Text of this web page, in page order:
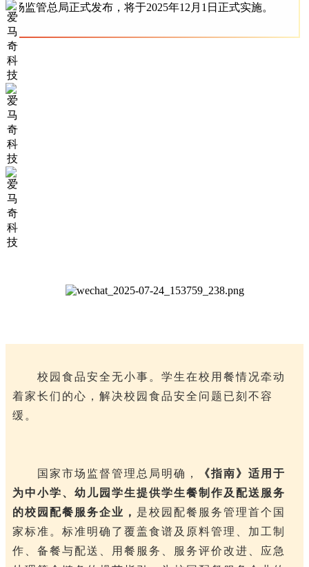
场监管总局正式发布，将于2025年12月1日正式实施。
校园食品安全无小事。学生在校用餐情况牵动
着家长们的心，解决校园食品安全问题已刻不容
缓。
国家市场监督管理总局明确，
《指南》适用于
为中小学、幼儿园学生提供学生餐制作及配送服务
的校园配餐服务企业， 是校园配餐服务管理首个国
家标准。 标准明确了覆盖食谱及原料管理、加工制
作、备餐与配送、用餐服务、服务评价改进、应急